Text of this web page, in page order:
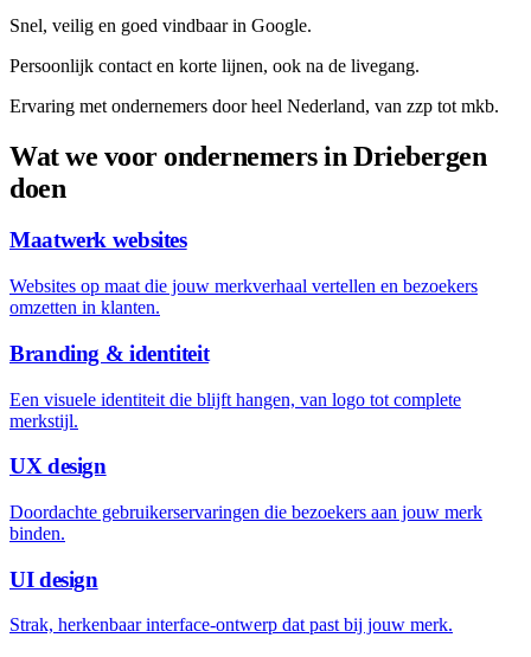
Snel, veilig en goed vindbaar in Google.
Persoonlijk contact en korte lijnen, ook na de livegang.
Ervaring met ondernemers door heel Nederland, van zzp tot mkb.
Wat we voor ondernemers inDriebergen
doen
Maatwerk websites
Websites op maat die jouw merkverhaal vertellen en bezoekers
omzetten in klanten.
Branding & identiteit
Een visuele identiteit die blijft hangen, van logo tot complete
merkstijl.
UX design
Doordachte gebruikerservaringen die bezoekers aan jouw merk
binden.
UI design
Strak, herkenbaar interface-ontwerp dat past bij jouw merk.